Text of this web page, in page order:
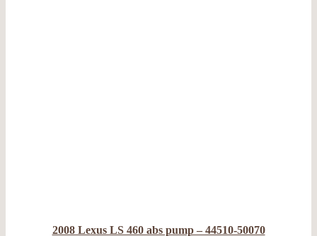
2008 Lexus LS 460 abs pump – 44510-50070